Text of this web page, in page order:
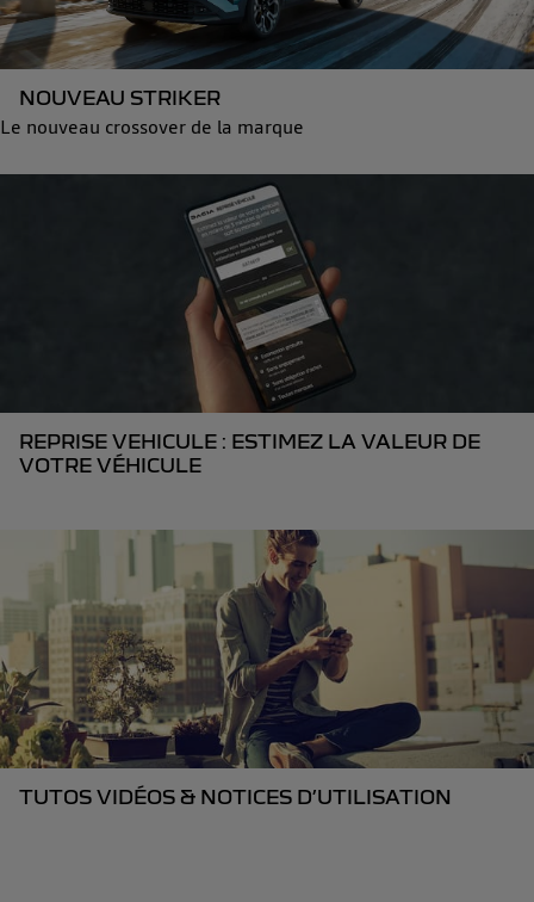
NOUVEAU STRIKER
Le nouveau crossover de la marque
REPRISE VEHICULE : ESTIMEZ LA VALEUR DE
VOTRE VÉHICULE
TUTOS VIDÉOS & NOTICES D’UTILISATION